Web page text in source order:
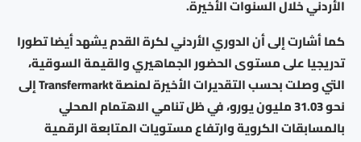
الأردني خلال السنوات الأخيرة.
كما أشارت إلى أن الدوري الأردني لكرة القدم يشهد أيضا تطورا
تدريجيا على مستوى الحضور الجماهيري والقيمة السوقية،
التي وصلت بحسب التقديرات الأخيرة لمنصة Transfermarkt إلى
نحو 31.03 مليون يورو، في ظل تنامي الاهتمام المحلي
بالمسابقات الكروية وارتفاع مستويات المتابعة الرقمية